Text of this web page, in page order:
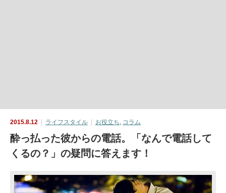
2015.8.12 ライフスタイル お役立ち, コラム
酔っ払った彼からの電話。「なんで電話して
くるの？」の疑問に答えます！